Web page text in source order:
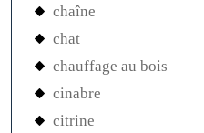
chaîne
chat
chauffage au bois
cinabre
citrine